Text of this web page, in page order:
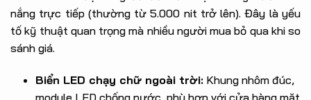
nắng trực tiếp (thường từ 5.000 nit trở lên). Đây là yếu
tố kỹ thuật quan trọng mà nhiều người mua bỏ qua khi so
sánh giá.
Biển LED chạy chữ ngoài trời:Khung nhôm đúc,
module LED chống nước, phù hợp với cửa hàng mặt